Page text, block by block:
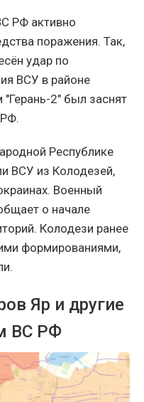
РФ активно
поражения. Так,
удар по
ВСУ в районе
2" был заснят
Республике
ВСУ из Колодезей,
Военный
о начале
Колодези ранее
формированиями,
Яр и другие
ВС РФ